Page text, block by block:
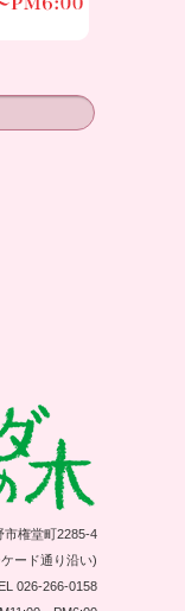
市権堂町2285-4
ード通り沿い)
026-266-0158